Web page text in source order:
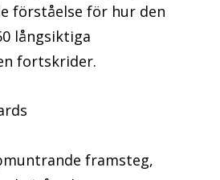
förståelse för hur den
långsiktiga
fortskrider.
framsteg,